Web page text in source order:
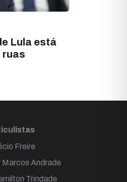
Lula está
ruas
Freire
Marcos Andrade
Trindade